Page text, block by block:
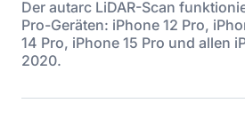
Der autarc LiDAR-Scan
Pro-Geräten: iPhone 12 Pro,
14 Pro, iPhone 15 Pro und allen
2020.